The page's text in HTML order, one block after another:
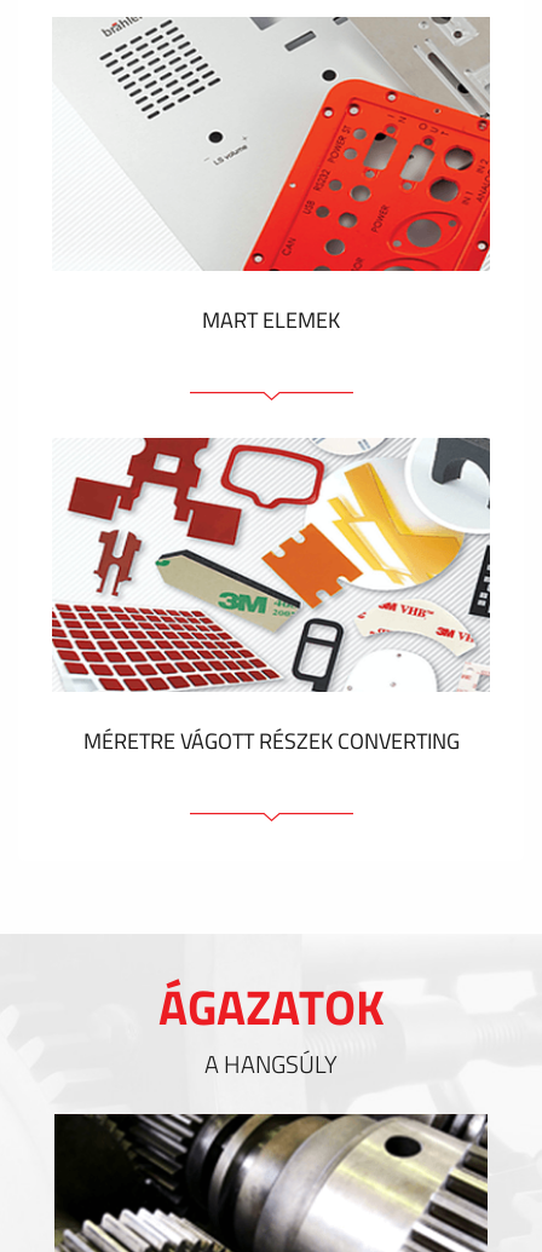
Fóliacímkék
Fóliabillentyűzet, Membrános billentyűzet
Fém címkék
Címkék
Műanyag címkék és cédulák
MUTASS TÖBBET
MART ELEMEK
Előlapok (elülső, tartó)
Anodizált panelek
Színes panelek
Panelek szerelőelemekkel
Gravírozott címkék
MUTASS TÖBBET
MÉRETRE VÁGOTT RÉSZEK CONVERTING
Kitöltések és hőkezelés
Szigetelés
MUTASS TÖBBET
ÁGAZATOK
A HANGSÚLY